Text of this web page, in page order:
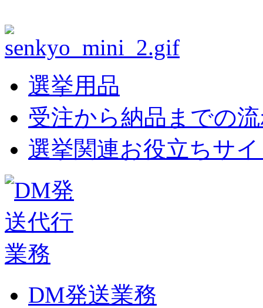
選挙用品
受注から納品までの
選挙関連お役立ちサ
DM発送業務